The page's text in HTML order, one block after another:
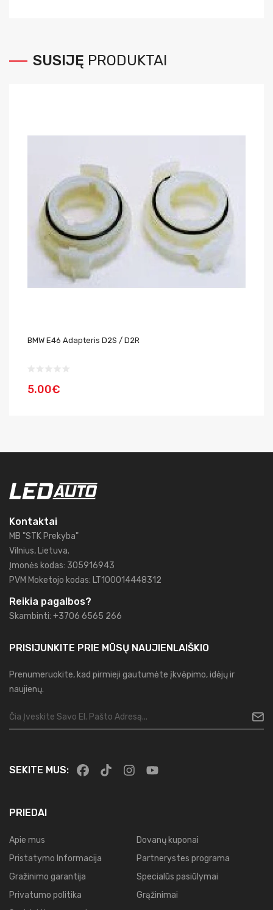
SUSIJĘ PRODUKTAI
BMW E46 Adapteris D2S / D2R
5.00€
Kontaktai
MB "STK Prekyba"
Vilnius, Lietuva.
Įmonės kodas: 305916943
PVM Moketojo kodas: LT100014448312
Reikia pagalbos?
Skambinti: +3706 6565 266
PRISIJUNKITE PRIE MŪSŲ NAUJIENLAIŠKIO
Prenumeruokite, kad pirmieji gautumėte įkvėpimo, idėjų ir
naujienų.
SEKITE MUS:
PRIEDAI
Apie mus
Pristatymo Informacija
Gražinimo garantija
Privatumo politika
Dovanų kuponai
Partnerystes programa
Specialūs pasiūlymai
Grąžinimai